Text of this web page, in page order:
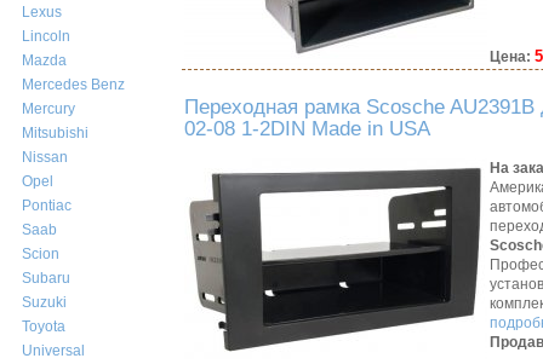
Lexus
Lincoln
Mazda
Mercedes Benz
Mercury
Mitsubishi
Nissan
Opel
Pontiac
Saab
Scion
Subaru
Suzuki
Toyota
Universal
Цена:
Переходная рамка Scosche AU2391B
02-08 1-2DIN Made in USA
На